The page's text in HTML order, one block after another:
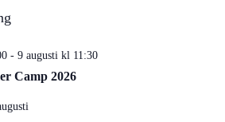
- 9 augusti kl 11:30
Camp 2026